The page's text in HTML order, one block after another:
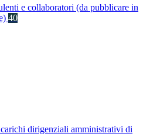
e collaboratori (da pubblicare in
40
dirigenziali amministrativi di